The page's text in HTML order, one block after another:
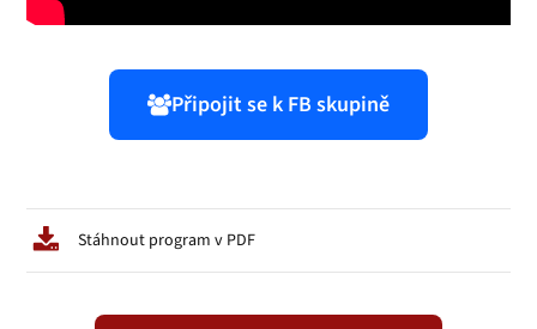
Připojit se k FB skupině
Stáhnout program v PDF